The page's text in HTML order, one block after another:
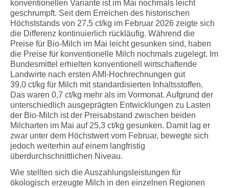
konventionellen Variante ist im Mai nochmals leicht
geschrumpft. Seit dem Erreichen des historischen
Höchststands von 27,5 ct/kg im Februar 2026 zeigte sich
die Differenz kontinuierlich rückläufig. Während die
Preise für Bio-Milch im Mai leicht gesunken sind, haben
die Preise für konventionelle Milch nochmals zugelegt. Im
Bundesmittel erhielten konventionell wirtschaftende
Landwirte nach ersten AMI-Hochrechnungen gut
39,0 ct/kg für Milch mit standardisierten Inhaltsstoffen.
Das waren 0,7 ct/kg mehr als im Vormonat. Aufgrund der
unterschiedlich ausgeprägten Entwicklungen zu Lasten
der Bio-Milch ist der Preisabstand zwischen beiden
Milcharten im Mai auf 25,3 ct/kg gesunken. Damit lag er
zwar unter dem Höchstwert vom Februar, bewegte sich
jedoch weiterhin auf einem langfristig
überdurchschnittlichen Niveau.
Wie stellten sich die Auszahlungsleistungen für
ökologisch erzeugte Milch in den einzelnen Regionen